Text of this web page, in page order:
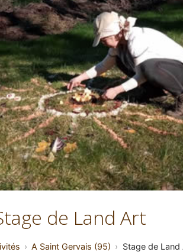
de Land Art
A Saint Gervais (95) Stage de Land